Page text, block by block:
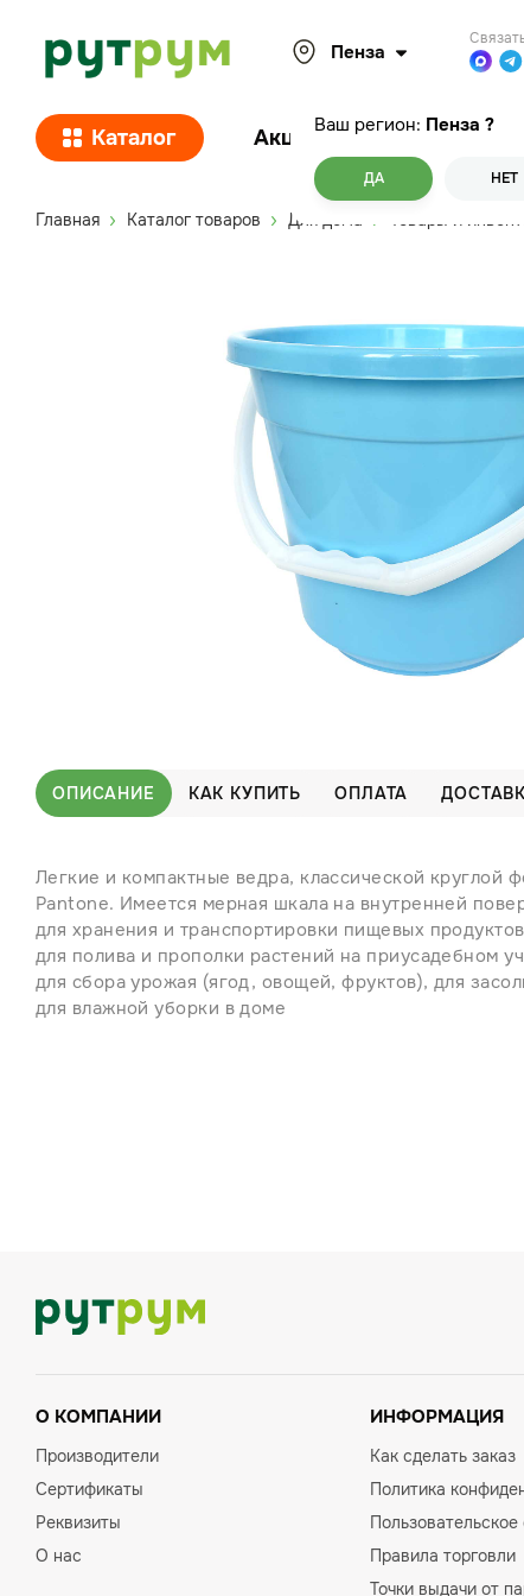
Пенза
Ваш регион: Пенза ?
ДА НЕТ
Каталог Акции Покупателям
Главная Каталог товаров Для дома Товары и
ОПИСАНИЕ КАК КУПИТЬ ОПЛАТА
Легкие и компактные ведра, классической круглой
Pantone. Имеется мерная шкала на внутренней
для хранения и транспортировки пищевых
для полива и прополки растений на приусадебном
для сбора урожая (ягод, овощей, фруктов), для
для влажной уборки в доме
О КОМПАНИИ
Производители
Сертификаты
Реквизиты
О нас
ИНФОРМАЦИЯ
Как сделать заказ
Политика
Правила торговли
Точки выдачи от